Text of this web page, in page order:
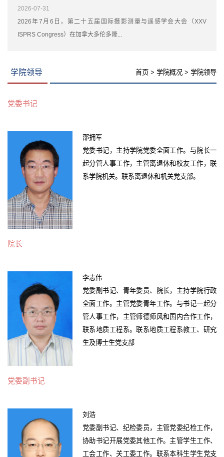
2026-07-31
2026年7月6日，第二十五届国际摄影测量与遥感学会大会（XXV
ISPRS Congress）在加拿大多伦多隆...
学院领导 首页 > 学院概况 > 学院领导
党委书记
邵拥军
党委书记，主持学院党委全面工作。与院长一
起分管人事工作，主管离退休和校友工作，联
系学院机关。联系离退休和机关党支部。
院长
李志伟
党委副书记、青年委员、院长，主持学院行政
全面工作。主管党委青年工作。与书记一起分
管人事工作，主管师德师风和国内合作工作，
联系地质工程系。联系地质工程系教工、研究
生及博士生党支部
党委副书记
刘浩
党委副书记、纪检委员，主管党委纪检工作，
协助书记开展党委其他工作。主管学生工作、
工会工作、关工委工作。联系本科生学生党支